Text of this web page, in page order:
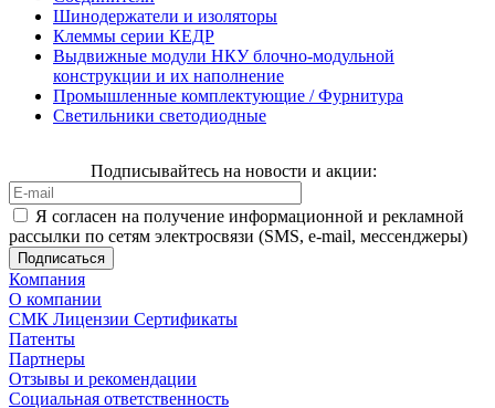
Шинодержатели и изоляторы
Клеммы серии КЕДР
Выдвижные модули НКУ блочно-модульной
конструкции и их наполнение
Промышленные комплектующие / Фурнитура
Светильники светодиодные
Подписывайтесь на новости и акции:
Я согласен на получение информационной и рекламной
рассылки по сетям электросвязи (SMS, e-mail, мессенджеры)
Компания
О компании
СМК Лицензии Сертификаты
Патенты
Партнеры
Отзывы и рекомендации
Социальная ответственность